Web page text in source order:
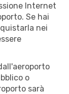
Internet
Se hai
nei
o
sarà